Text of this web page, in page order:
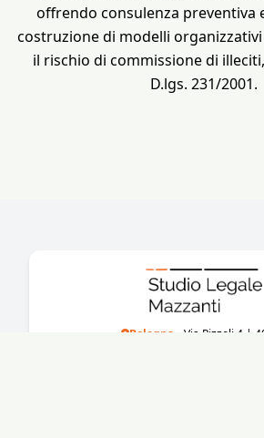
offrendo consulenza preventiva
costruzione di modelli
il rischio di commissione di
D.lgs. 231/2001.
Bologna • Via Rizzoli 4 |